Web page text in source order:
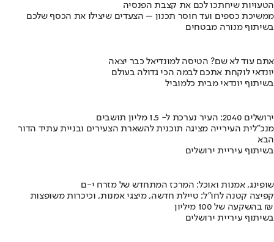
הטעויות שיחתכו לכם את קצבת הפנסיה
ממשיכת כספים ועד חוסר תכנון – הצעדים שיצילו את הכסף שלכם
בשיתוף מנורה מבטחים
אתם עוד לא שם? הטיסה למונדיאל כבר יצאה
יונדאי לוקחת אתכם לבמה הכי גדולה בעולם
בשיתוף יונדאי מבית כלמוביל
ירושלים 2040: העיר נערכת ל- 1.5 מליון תושבים
מנכ"לית העירייה מציגה תוכנית להשארת הצעירים ובניית עתיד הדור
הבא
בשיתוף עיריית ירושלים
שופינג, אמנות ואוכל: המרכז המתחדש של מזרח י-ם
קפיצה קטנה לחו"ל: טיילת חדשה, מיצגי אמנות, וכיכרות משופצות
בהשקעה של 100 מיליון ₪
בשיתוף עיריית ירושלים